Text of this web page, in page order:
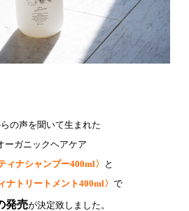
の声を聞いて生まれた
ーガニックヘアケア
ィナシャンプー400ml〉 と
ナトリートメント400ml〉 で
発売が決定致しました。